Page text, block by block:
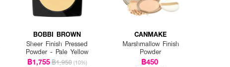
BOBBI BROWN
Sheer Finish Pressed
Powder - Pale Yellow
฿1,755฿1,950 (10%)
CANMAKE
Marshmallow Finish
Powder
฿450